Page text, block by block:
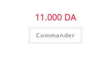
11.000DA
Commander